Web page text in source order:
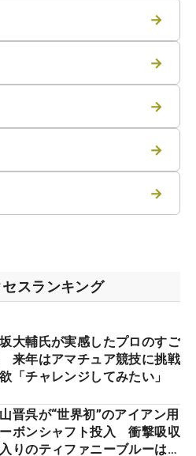
→
→
→
→
→
スランキング
大輔氏が実感したプロのすご
来年はアマチュア競技に挑戦
「チャレンジしてみたい」
晋呉が“世界初”のアイアン用
ボンシャフト投入 衝撃吸収
りのティファニーブルーは